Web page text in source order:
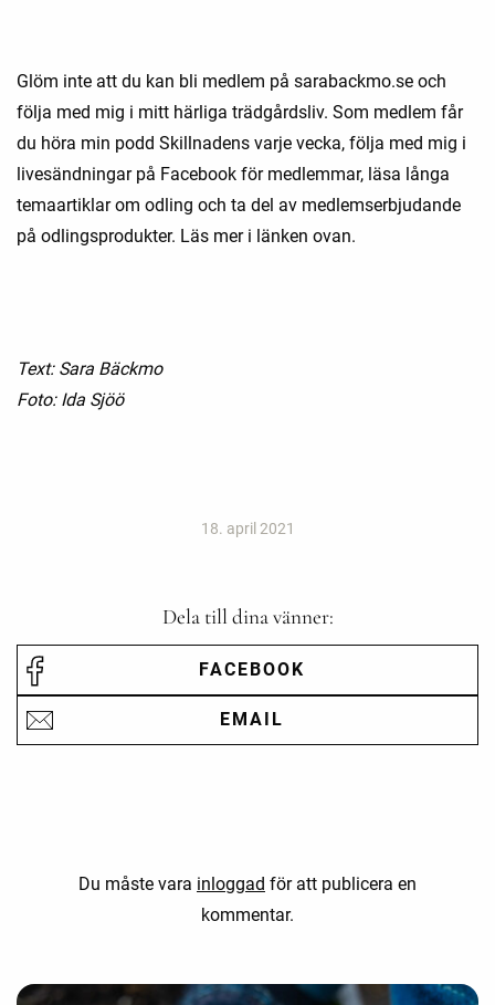
Glöm inte att du kan bli medlem på sarabackmo.se och
följa med mig i mitt härliga trädgårdsliv. Som medlem får
du höra min podd Skillnadens varje vecka, följa med mig i
livesändningar på Facebook för medlemmar, läsa långa
temaartiklar om odling och ta del av medlemserbjudande
på odlingsprodukter. Läs mer i länken ovan.
Text: Sara Bäckmo
Foto: Ida Sjöö
18. april 2021
Dela till dina vänner:
FACEBOOK
EMAIL
Du måste vara inloggad för att publicera en
kommentar.